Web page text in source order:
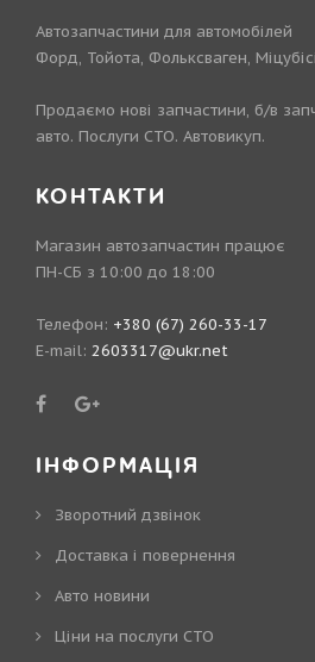
Автозапчастини для автомобілей
Форд, Тойота, Фольксваген,
Продаємо нові запчастини, б/в
авто. Послуги СТО. Автовикуп.
КОНТАКТИ
Магазин автозапчастин працює
ПН-СБ з 10:00 до 18:00
Телефон: +380 (67) 260-33-17
E-mail: 2603317@ukr.net
ІНФОРМАЦІЯ
Зворотний дзвінок
Доставка і повернення
Авто новини
Ціни на послуги СТО